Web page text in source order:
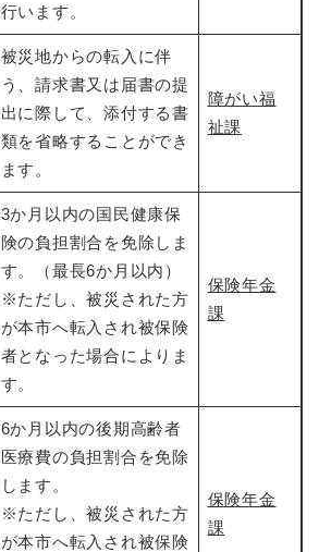
行います。
被災地からの転入に伴
う、請求書又は届書の提
出に際して、添付する書
類を省略することができ
ます。
障がい福
祉課
3か月以内の国民健康保
険の負担割合を免除しま
す。（最長6か月以内）
※ただし、被災された方
が本市へ転入され被保険
者となった場合によりま
す。
保険年金
課
6か月以内の後期高齢者
医療費の負担割合を免除
します。
※ただし、被災された方
が本市へ転入され被保険
保険年金
課